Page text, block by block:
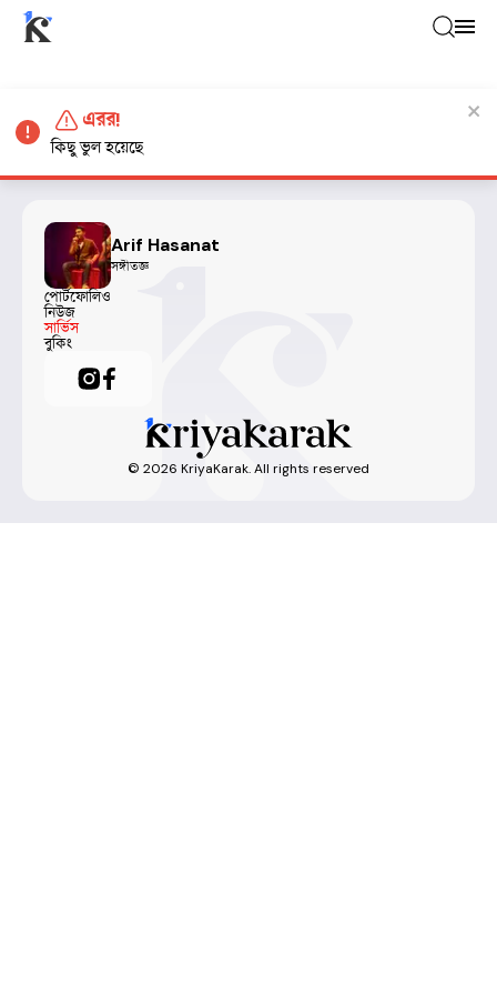
Arif Hasanat
সঙ্গীতজ্ঞ
পোর্টফোলিও
নিউজ
সার্ভিস
বুকিং
© 2026 KriyaKarak. All rights reserved
এরর!
কিছু ভুল হয়েছে